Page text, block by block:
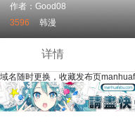
作者：Good08
3596
韩漫
详情
域名随时更换，收藏发布页